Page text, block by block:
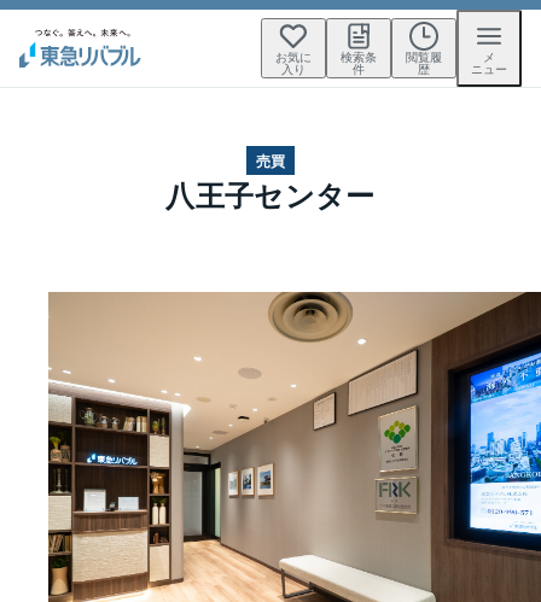
お気に
入り
検索条
件
閲覧履
歴
メ
ニュー
売買
八王子センター